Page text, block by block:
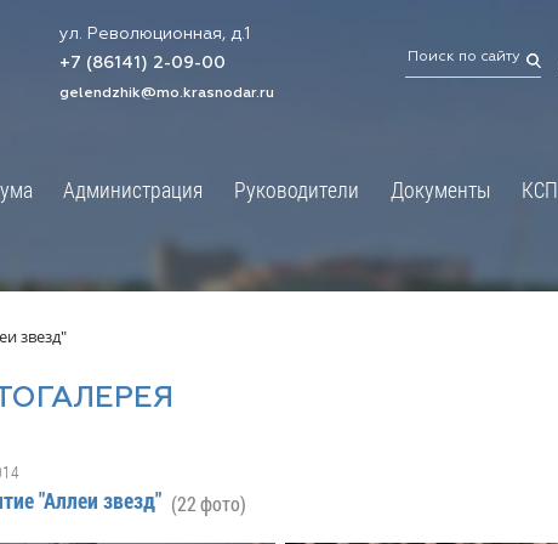
ул. Революционная, д.1
+7 (86141) 2-09-00
gelendzhik@mo.krasnodar.ru
Администрация Руководители Документы КСП
информация
организации
График приёмов граждан
депутатами
звезд"
"Аллеи звезд" (22 фото)